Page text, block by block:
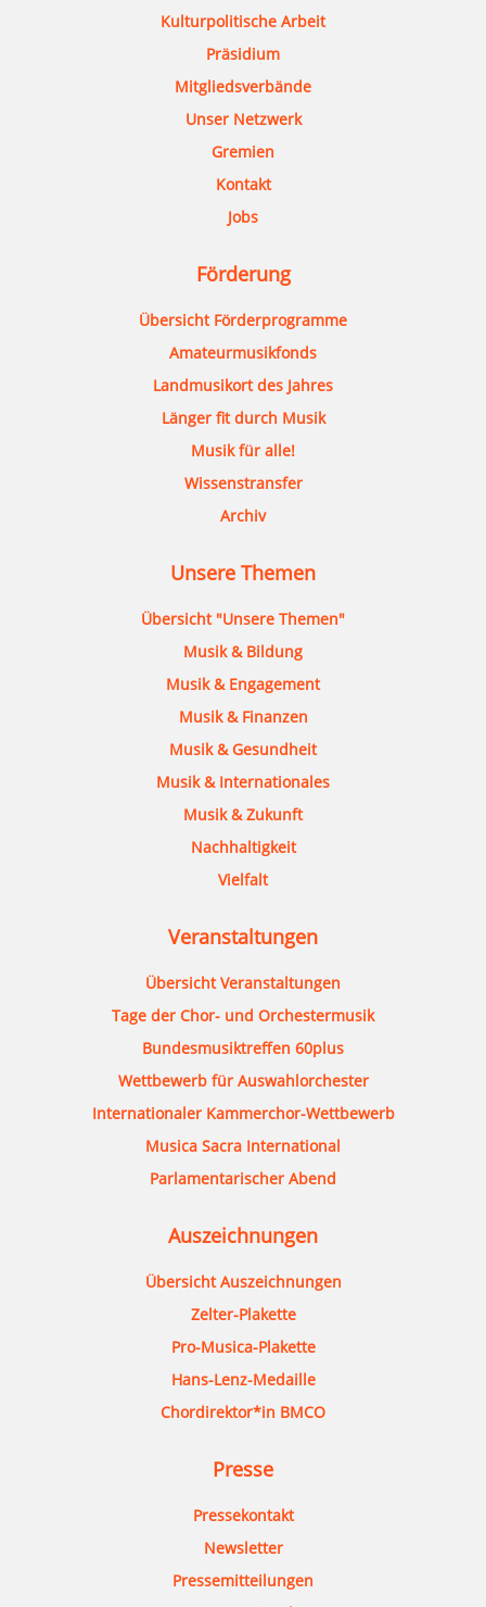
Kulturpolitische Arbeit
Präsidium
Mitgliedsverbände
Unser Netzwerk
Gremien
Kontakt
Jobs
Förderung
Übersicht Förderprogramme
Amateurmusikfonds
Landmusikort des Jahres
Länger fit durch Musik
Musik für alle!
Wissenstransfer
Archiv
Unsere Themen
Übersicht "Unsere Themen"
Musik & Bildung
Musik & Engagement
Musik & Finanzen
Musik & Gesundheit
Musik & Internationales
Musik & Zukunft
Nachhaltigkeit
Vielfalt
Veranstaltungen
Übersicht Veranstaltungen
Tage der Chor- und Orchestermusik
Bundesmusiktreffen 60plus
Wettbewerb für Auswahlorchester
Internationaler Kammerchor-Wettbewerb
Musica Sacra International
Parlamentarischer Abend
Auszeichnungen
Übersicht Auszeichnungen
Zelter-Plakette
Pro-Musica-Plakette
Hans-Lenz-Medaille
Chordirektor*in BMCO
Presse
Pressekontakt
Newsletter
Pressemitteilungen